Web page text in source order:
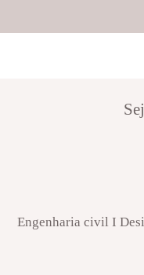
Engenharia civil I